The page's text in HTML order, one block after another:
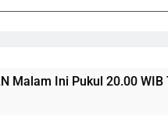
WIB Tersaji